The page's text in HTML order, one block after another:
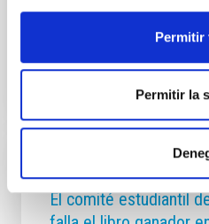
Permitir
Permitir la
Fecha de publicación
El comité estudiantil